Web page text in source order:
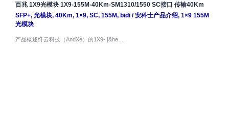
百兆 1X9光模块 1X9-155M-40Km-SM1310/1550 SC接口 传输40Km
SFP+, 光模块, 40Km, 1×9, SC, 155M, bidi/安科士产品介绍, 1×9 155M
光模块
产品概述纤云科技（AndXe）的1X9- [&he…